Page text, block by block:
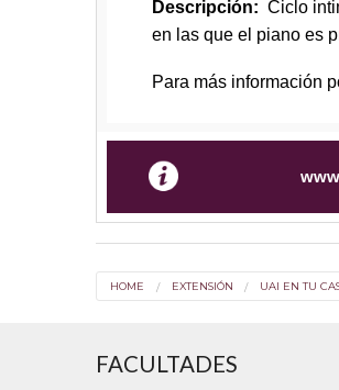
Descripción: Ciclo
en las que el piano es
Para más información
HOME EXTENSIÓN UAI EN TU
FACULTADES